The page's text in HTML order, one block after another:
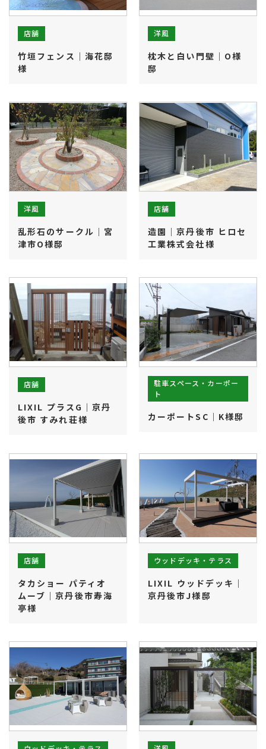
ホーム
会社紹介
受賞歴
施工実績
お客様の声
お知らせ・ブログ
店舗
竹垣フェンス｜海花邸
様
洋風
枕木と白い門壁｜O様
邸
洋風
乱形石のサークル｜宮
津市O様邸
店舗
造園｜京丹後市 ヒロセ
工業株式会社様
店舗
LIXIL プラスG｜京丹
後市 すみれ荘様
駐車スペース・カーポー
ト
カーポートSC｜K様邸
店舗
タカショー パティオ
ムーブ｜京丹後市寿海
亭様
ウッドデッキ・テラス
LIXIL ウッドデッキ｜
京丹後市J様邸